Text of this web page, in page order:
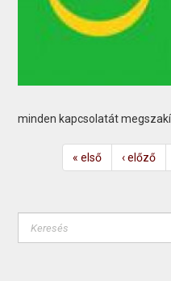
minden kapcsolatát
« első ‹ előző